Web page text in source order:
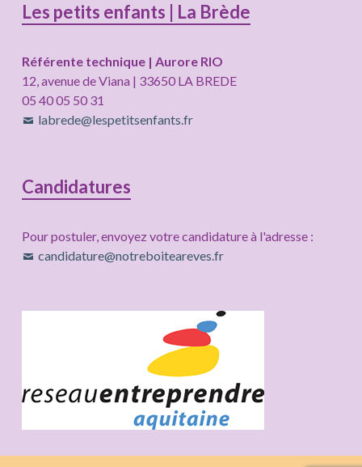
Les petits enfants | La Brède
Référente technique | Aurore RIO
12, avenue de Viana | 33650 LA BREDE
05 40 05 50 31
labrede@lespetitsenfants.fr
Candidatures
Pour postuler, envoyez votre candidature à l'adresse :
candidature@notreboiteareves.fr